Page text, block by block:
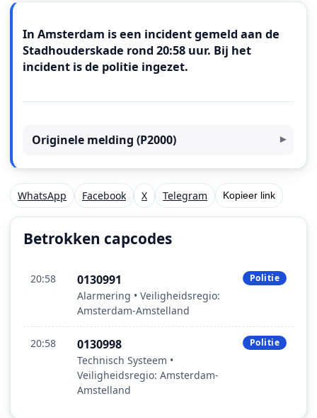
In Amsterdam is een incident gemeld aan de
Stadhouderskade rond 20:58 uur. Bij het
incident is de politie ingezet.
Originele melding (P2000)
WhatsApp Facebook X Telegram Kopieer link
Betrokken capcodes
20:58 0130991
Alarmering • Veiligheidsregio:
Amsterdam-Amstelland
Politie
20:58 0130998
Technisch Systeem •
Veiligheidsregio: Amsterdam-
Amstelland
Politie